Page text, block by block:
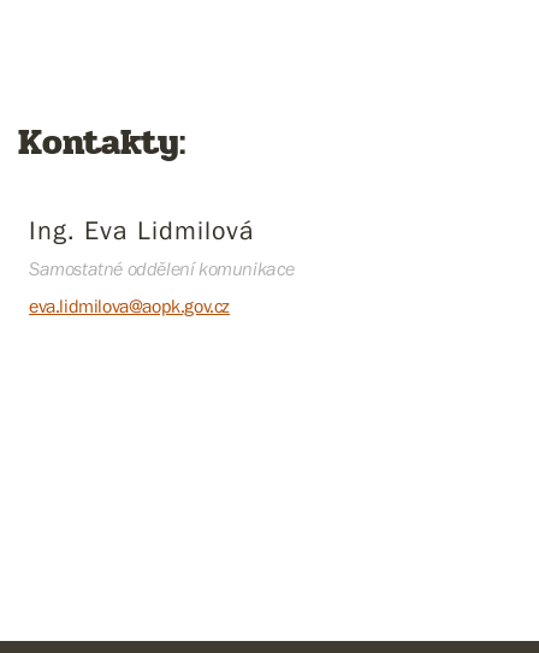
Kontakty:
Ing. Eva Lidmilová
Samostatné oddělení komunikace
eva.lidmilova@aopk.gov.cz